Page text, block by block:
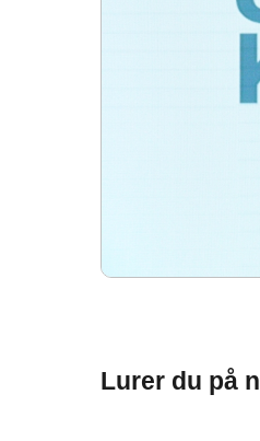
Lurer du på